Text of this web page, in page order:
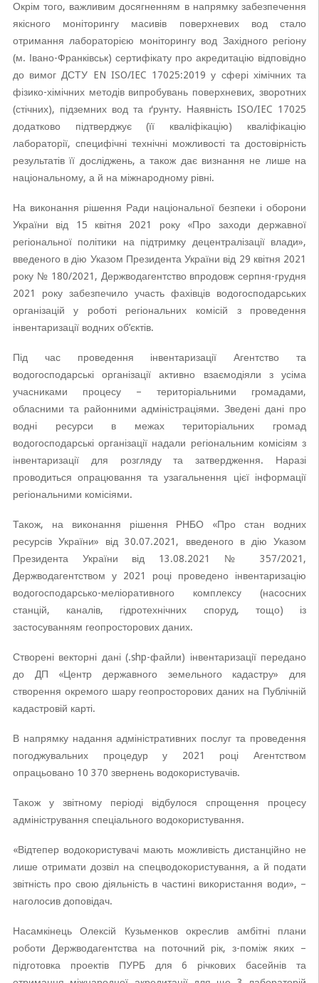
Окрім того, важливим досягненням в напрямку забезпечення
якісного моніторингу масивів поверхневих вод стало
отримання лабораторією моніторингу вод Західного регіону
(м. Івано-Франківськ) сертифікату про акредитацію відповідно
до вимог ДСТУ EN ISO/IEC 17025:2019 у сфері хімічних та
фізико-хімічних методів випробувань поверхневих, зворотних
(стічних), підземних вод та ґрунту. Наявність ISO/IEC 17025
додатково підтверджує (її кваліфікацію) кваліфікацію
лабораторії, специфічні технічні можливості та достовірність
результатів її досліджень, а також дає визнання не лише на
національному, а й на міжнародному рівні.
На виконання рішення Ради національної безпеки і оборони
України від 15 квітня 2021 року «Про заходи державної
регіональної політики на підтримку децентралізації влади»,
введеного в дію Указом Президента України від 29 квітня 2021
року № 180/2021, Держводагентство впродовж серпня-грудня
2021 року забезпечило участь фахівців водогосподарських
організацій у роботі регіональних комісій з проведення
інвентаризації водних об’єктів.
Під час проведення інвентаризації Агентство та
водогосподарські організації активно взаємодіяли з усіма
учасниками процесу – територіальними громадами,
обласними та районними адміністраціями. Зведені дані про
водні ресурси в межах територіальних громад
водогосподарські організації надали регіональним комісіям з
інвентаризації для розгляду та затвердження. Наразі
проводиться опрацювання та узагальнення цієї інформації
регіональними комісіями.
Також, на виконання рішення РНБО «Про стан водних
ресурсів України» від 30.07.2021, введеного в дію Указом
Президента України від 13.08.2021 № 357/2021,
Держводагентством у 2021 році проведено інвентаризацію
водогосподарсько-меліоративного комплексу (насосних
станцій, каналів, гідротехнічних споруд, тощо) із
застосуванням геопросторових даних.
Створені векторні дані (.shp-файли) інвентаризації передано
до ДП «Центр державного земельного кадастру» для
створення окремого шару геопросторових даних на Публічній
кадастровій карті.
В напрямку надання адміністративних послуг та проведення
погоджувальних процедур у 2021 році Агентством
опрацьовано 10 370 звернень водокористувачів.
Також у звітному періоді відбулося спрощення процесу
адміністрування спеціального водокористування.
«Відтепер водокористувачі мають можливість дистанційно не
лише отримати дозвіл на спецводокористування, а й подати
звітність про свою діяльність в частині використання води», –
наголосив доповідач.
Насамкінець Олексій Кузьменков окреслив амбітні плани
роботи Держводагентства на поточний рік, з-поміж яких –
підготовка проектів ПУРБ для 6 річкових басейнів та